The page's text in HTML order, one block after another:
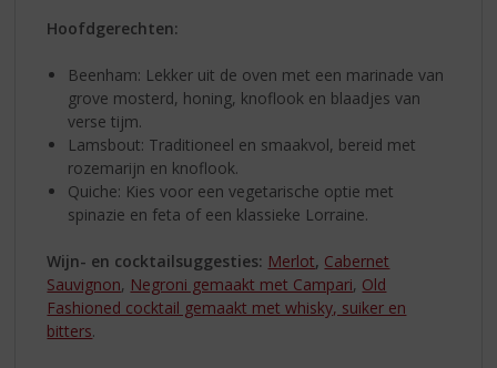
Hoofdgerechten:
Beenham: Lekker uit de oven met een marinade van
grove mosterd, honing, knoflook en blaadjes van
verse tijm.
Lamsbout: Traditioneel en smaakvol, bereid met
rozemarijn en knoflook.
Quiche: Kies voor een vegetarische optie met
spinazie en feta of een klassieke Lorraine.
Wijn- en cocktailsuggesties: Merlot, Cabernet
Sauvignon, Negroni gemaakt met Campari, Old
Fashioned cocktail gemaakt met whisky, suiker en
bitters.